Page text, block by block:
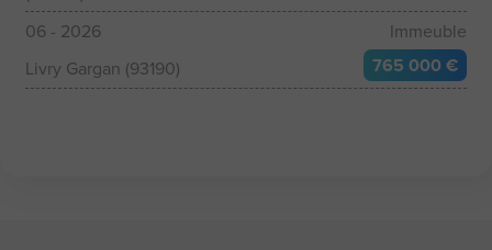
06 - 2026
Immeuble
Livry Gargan (93190)
765 000 €